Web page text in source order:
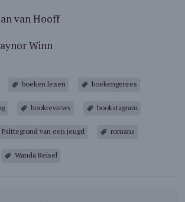
van Hooff
Winn
boeken lezen boekengenres
bookreviews bookstagram
Palttegrond van een jeugd romans
Wanda Reisel